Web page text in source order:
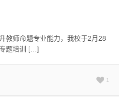
教师命题专业能力，我校于2月28
题培训 […]
1